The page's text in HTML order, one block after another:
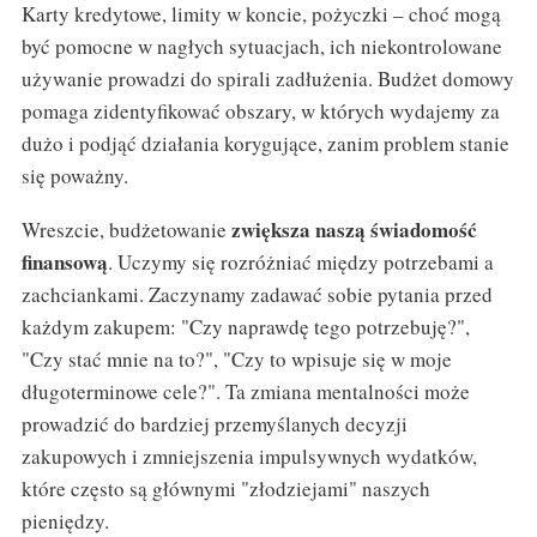
Karty kredytowe, limity w koncie, pożyczki – choć mogą
być pomocne w nagłych sytuacjach, ich niekontrolowane
używanie prowadzi do spirali zadłużenia. Budżet domowy
pomaga zidentyfikować obszary, w których wydajemy za
dużo i podjąć działania korygujące, zanim problem stanie
się poważny.
Wreszcie, budżetowanie zwiększa naszą świadomość
finansową. Uczymy się rozróżniać między potrzebami a
zachciankami. Zaczynamy zadawać sobie pytania przed
każdym zakupem: "Czy naprawdę tego potrzebuję?",
"Czy stać mnie na to?", "Czy to wpisuje się w moje
długoterminowe cele?". Ta zmiana mentalności może
prowadzić do bardziej przemyślanych decyzji
zakupowych i zmniejszenia impulsywnych wydatków,
które często są głównymi "złodziejami" naszych
pieniędzy.